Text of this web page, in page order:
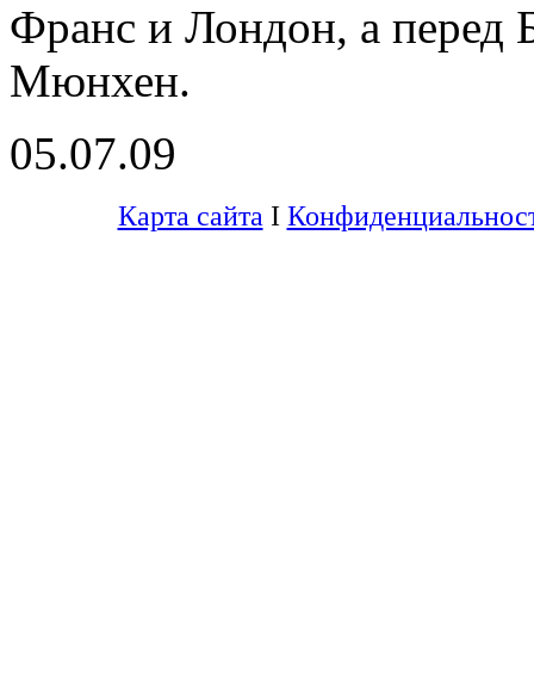
Франс и Лондон, а перед
Мюнхен.
05.07.09
Карта сайта I